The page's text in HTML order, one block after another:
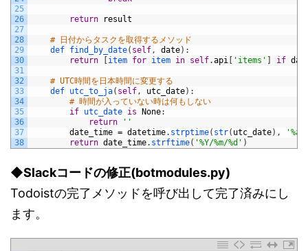
25
26
27
28
29
30
31
32
33
34
35
36
37
38
return result
# 日付からタスクを取得するメソッド
def find_by_date( self, date) :
return
item for item in self.api 'items' if
# UTC時間を日本時間に変更する
def utc_to_ja( self, utc_date) :
# 時間が入っていない時は何もしない
if utc_date is None:
return
''
date_time = datetime. strptime( str( utc_date) ,
'%a
return date_time. strftime( '%Y/%m/%d' )
◆Slackコードの修正(botmodules.py)
Todoistの完了メソッドを呼び出して完了済みにし
ます。